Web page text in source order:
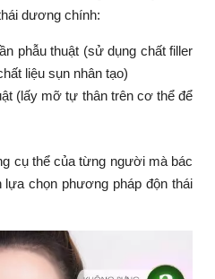
dương chính:
phẫu thuật (sử dụng chất filler
liệu sụn nhân tạo)
(lấy mỡ tự thân trên cơ thể để
cụ thể của từng người mà bác
chọn phương pháp độn thái